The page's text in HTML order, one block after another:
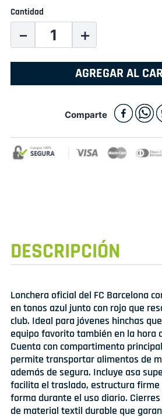
Cantidad
＋
－
AGREGAR AL
Comparte
DESCRIPCIÓN
Lonchera oficial del FC Barcelona
en tonos azul junto con rojo que
club. Ideal para jóvenes hinchas
equipo favorito también en la hora
Cuenta con compartimento
permite transportar alimentos de
además de segura. Incluye asa
facilita el traslado, estructura
forma durante el uso diario.
de material textil durable que